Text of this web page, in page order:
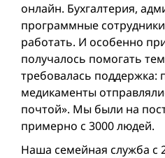
онлайн. Бухгалтерия,
программные
работать. И особенно
получалось помогать
требовалась поддержка:
медикаменты
почтой». Мы были на
примерно с 3000 людей.
Наша семейная служба с